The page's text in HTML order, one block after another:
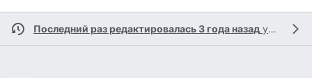
Последний раз редактировалась 3 года назад участником